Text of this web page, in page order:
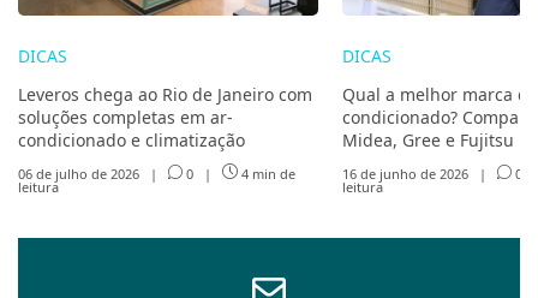
DICAS
Leveros chega ao Rio de Janeiro com
soluções completas em ar-
condicionado e climatização
06 de julho de 2026 | 0 | 4 min de
leitura
DICAS
Qual a melhor marca
condicionado?
Midea, Gree e Fujitsu
16 de junho de 2026 | 0
leitura